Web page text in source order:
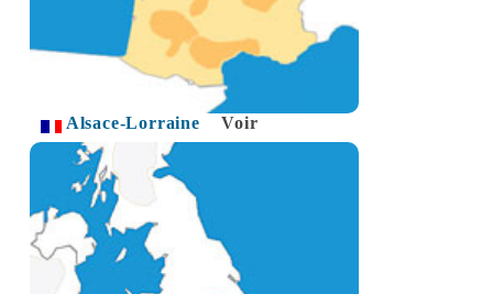
Alsace-Lorraine Voir